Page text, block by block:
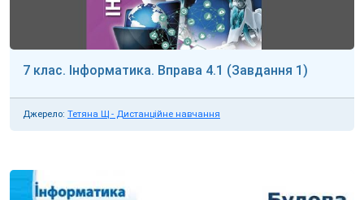
7 клас. Інформатика. Вправа 4.1 (Завдання 1)
Джерело: Тетяна Щ - Дистанційне навчання